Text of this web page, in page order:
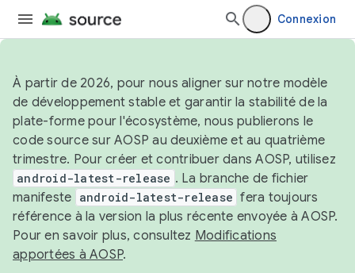
Connexion
À partir de 2026, pour nous aligner sur notre modèle
de développement stable et garantir la stabilité de la
plate-forme pour l'écosystème, nous publierons le
code source sur AOSP au deuxième et au quatrième
trimestre. Pour créer et contribuer dans AOSP, utilisez
android-latest-release . La branche de fichier
manifeste android-latest-release fera toujours
référence à la version la plus récente envoyée à AOSP.
Pour en savoir plus, consultez Modifications
apportées à AOSP.